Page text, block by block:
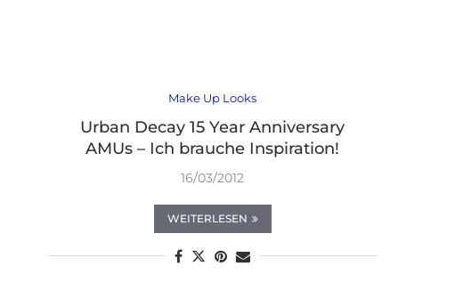
Make Up Looks
Urban Decay 15 Year Anniversary
AMUs – Ich brauche Inspiration!
16/03/2012
WEITERLESEN